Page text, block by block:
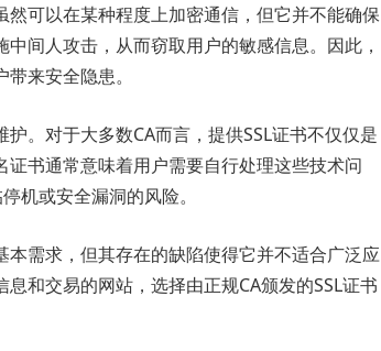
可以在某种程度上加密通信，但它并不能确保
间人攻击，从而窃取用户的敏感信息。因此，
来安全隐患。
。对于大多数CA而言，提供SSL证书不仅仅是
书通常意味着用户需要自行处理这些技术问
机或安全漏洞的风险。
需求，但其存在的缺陷使得它并不适合广泛应
和交易的网站，选择由正规CA颁发的SSL证书